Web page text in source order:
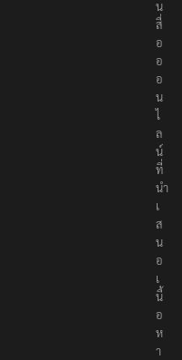
น
สื่
อ
อ
อ
น
ไ
ล
น์
ที่
นำ
เ
ส
น
อ
เ
นื้
อ
ห
า